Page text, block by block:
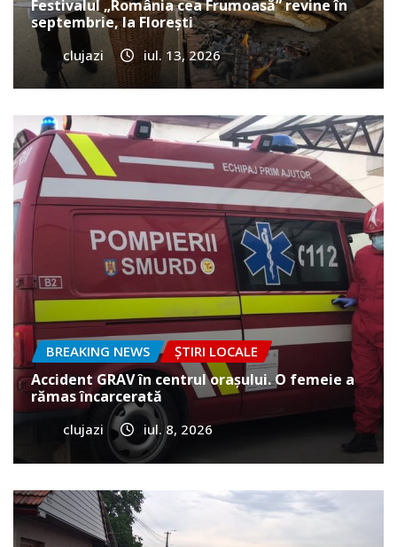
Festivalul „România cea Frumoasă” revine în
septembrie, la Florești
clujazi iul. 13, 2026
BREAKING NEWS ȘTIRI LOCALE
Accident GRAV în centrul orașului. O femeie a
rămas încarcerată
clujazi iul. 8, 2026